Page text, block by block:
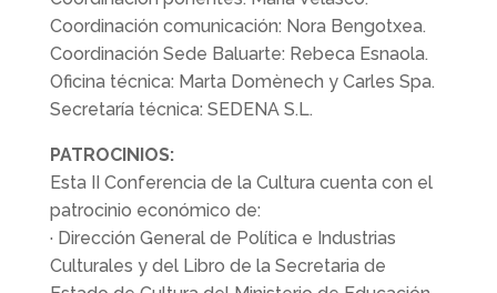
Coordinación comunicación: Nora Bengotxea.
Coordinación Sede Baluarte: Rebeca Esnaola.
Oficina técnica: Marta Domènech y Carles Spa.
Secretaría técnica: SEDENA S.L.
PATROCINIOS:
Esta II Conferencia de la Cultura cuenta con el
patrocinio económico de:
· Dirección General de Política e Industrias
Culturales y del Libro de la Secretaria de